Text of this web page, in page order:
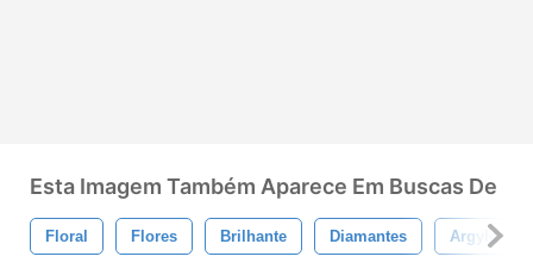
Esta Imagem Também Aparece Em Buscas De
Floral Flores Brilhante Diamantes Argyle